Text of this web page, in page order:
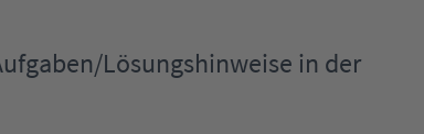
Lösungshinweise in der